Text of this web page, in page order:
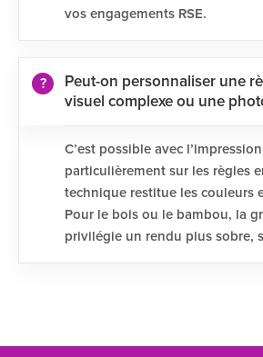
vos engagements RSE.
Peut-on personnaliser une
visuel complexe ou une
C’est possible avec
particulièrement sur les règles
technique restitue les couleurs
Pour le bois ou le bambou, la
privilégie un rendu plus sobre,